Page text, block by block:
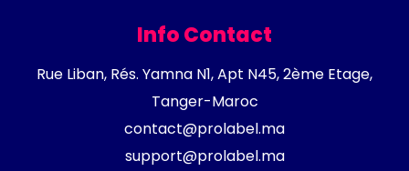
Info Contact
Rue Liban, Rés. Yamna N1, Apt N45, 2ème Etage,
Tanger-Maroc
contact@prolabel.ma
support@prolabel.ma